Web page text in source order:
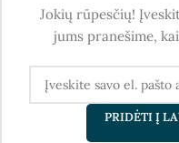
Jokių rūpesčių!
jums pranešime,
PRIDĖTI Į